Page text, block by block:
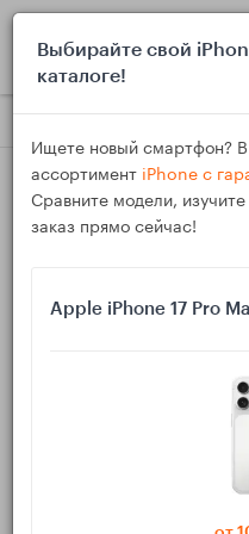
Блог Обзоры
06
Какие ноутбуки 2027
монитора: Mac и
Выбирайте свой
каталоге!
Ищете новый смартфон?
ассортимент iPhone с
Сравните модели,
заказ прямо сейчас!
Apple iPhone 17 Pro